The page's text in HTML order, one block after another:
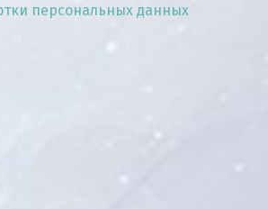
персональных данных